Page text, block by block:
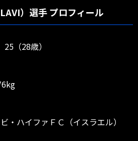
）選手 プロフィール
（28歳）
ハイファＦＣ（イスラエル）